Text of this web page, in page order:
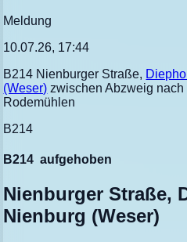
Meldung
10.07.26, 17:44
B214 Nienburger Straße,
(Weser) zwischen Abzweig
Rodemühlen
B214
B214 aufgehoben
Nienburger Straße,
Nienburg (Weser)